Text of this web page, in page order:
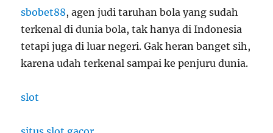
sbobet88, agen judi taruhan bola yang sudah
terkenal di dunia bola, tak hanya di Indonesia
tetapi juga di luar negeri. Gak heran banget sih,
karena udah terkenal sampai ke penjuru dunia.
slot